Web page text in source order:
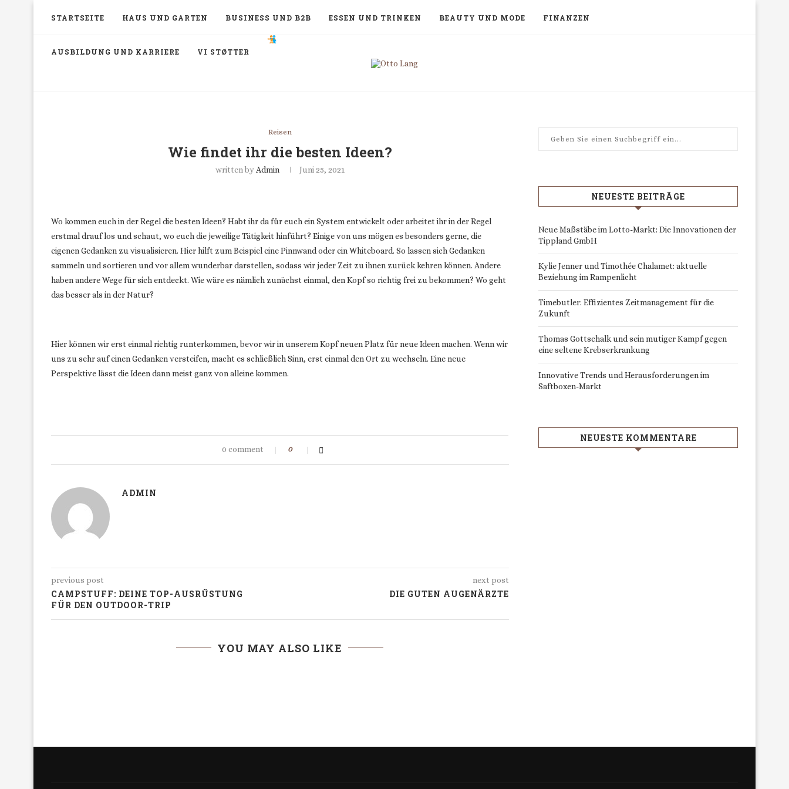
STARTSEITE HAUS UND GARTEN BUSINESS UND B2B ESSEN UND TRINKEN BEAUTY UND MODE FINANZEN
AUSBILDUNG UND KARRIERE VI STØTTER
Reisen
Wie findet ihr die besten Ideen?
written by Admin Juni 25, 2021
Wo kommen euch in der Regel die besten Ideen? Habt ihr da für euch ein System entwickelt oder arbeitet ihr in der Regel
erstmal drauf los und schaut, wo euch die jeweilige Tätigkeit hinführt? Einige von uns mögen es besonders gerne, die
eigenen Gedanken zu visualisieren. Hier hilft zum Beispiel eine Pinnwand oder ein Whiteboard. So lassen sich Gedanken
sammeln und sortieren und vor allem wunderbar darstellen, sodass wir jeder Zeit zu ihnen zurück kehren können. Andere
haben andere Wege für sich entdeckt. Wie wäre es nämlich zunächst einmal, den Kopf so richtig frei zu bekommen? Wo geht
das besser als in der Natur?
Hier können wir erst einmal richtig runterkommen, bevor wir in unserem Kopf neuen Platz für neue Ideen machen. Wenn wir
uns zu sehr auf einen Gedanken versteifen, macht es schließlich Sinn, erst einmal den Ort zu wechseln. Eine neue
Perspektive lässt die Ideen dann meist ganz von alleine kommen.
0 comment 0
ADMIN
previous post
CAMPSTUFF: DEINE TOP-AUSRÜSTUNG
FÜR DEN OUTDOOR-TRIP
next post
DIE GUTEN AUGENÄRZTE
YOU MAY ALSO LIKE
NEUESTE BEITRÄGE
Neue Maßstäbe im Lotto-Markt: Die Innovationen der
Tippland GmbH
Kylie Jenner und Timothée Chalamet: aktuelle
Beziehung im Rampenlicht
Timebutler: Effizientes Zeitmanagement für die
Zukunft
Thomas Gottschalk und sein mutiger Kampf gegen
eine seltene Krebserkrankung
Innovative Trends und Herausforderungen im
Saftboxen-Markt
NEUESTE KOMMENTARE